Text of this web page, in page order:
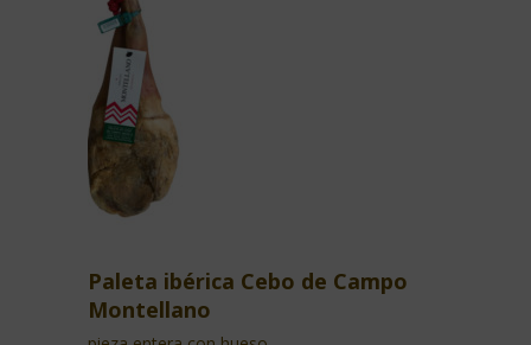
Paleta ibérica Cebo de Campo
Montellano